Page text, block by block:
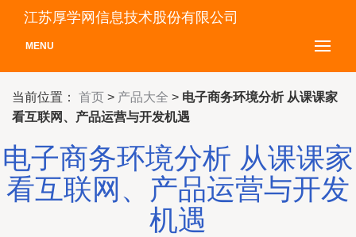
江苏厚学网信息技术股份有限公司
MENU
当前位置： 首页 > 产品大全 > 电子商务环境分析 从课课家
看互联网、产品运营与开发机遇
电子商务环境分析 从课课家
看互联网、产品运营与开发
机遇